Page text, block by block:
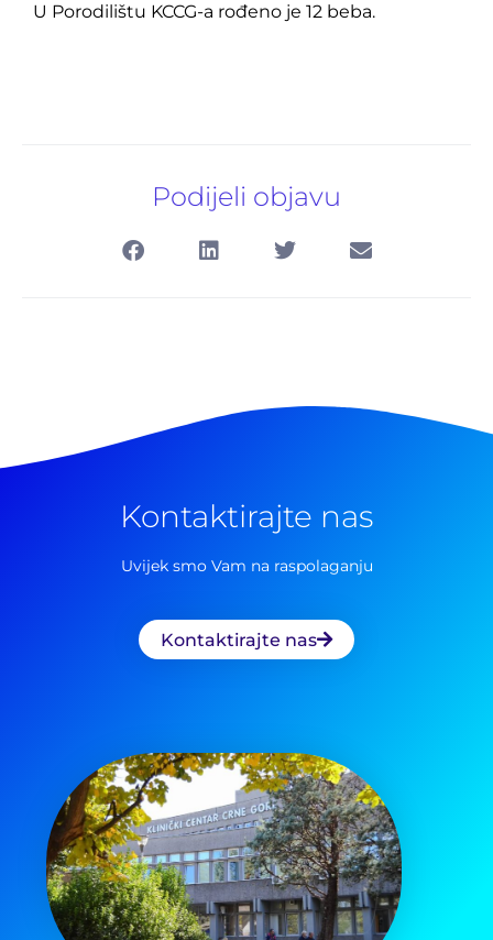
U Porodilištu KCCG-a rođeno je 12 beba.
Podijeli objavu
Kontaktirajte nas
Uvijek smo Vam na raspolaganju
Kontaktirajte nas